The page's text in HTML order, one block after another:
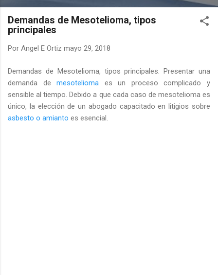
Demandas de Mesotelioma, tipos
principales
Por Angel E Ortiz mayo 29, 2018
Demandas de Mesotelioma, tipos principales. Presentar una
demanda demesotelioma es un proceso complicado y
sensible al tiempo. Debido a que cada caso de mesotelioma es
único, la elección de un abogado capacitado en litigios sobre
asbesto o amianto es esencial.